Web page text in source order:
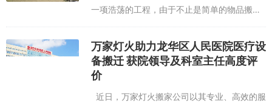
一项浩荡的工程，由于不止是简单的物品搬
家，资料拾掇，更多的便是遇到公司大型的一
些家具拆装，招致搬家无法顺利停止，搬家作
为专业工作司搬家公司，就来和我们共享一下
专...
万家灯火助力龙华区人民医院医疗设
备搬迁 获院领导及科室主任高度评
价
近日，万家灯火搬家公司以其专业、高效的服